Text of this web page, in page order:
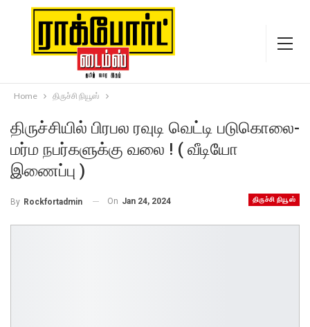
Home திருச்சி நியூஸ்
திருச்சியில் பிரபல ரவுடி வெட்டி படுகொலை-
மர்ம நபர்களுக்கு வலை ! ( வீடியோ
இணைப்பு )
திருச்சி நியூஸ்
By Rockfortadmin On Jan 24, 2024